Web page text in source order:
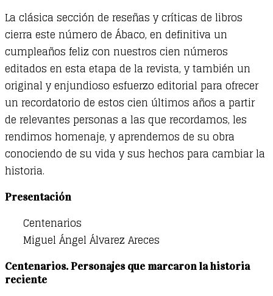
La clásica sección de reseñas y críticas de libros
cierra este número de Ábaco, en definitiva un
cumpleaños feliz con nuestros cien números
editados en esta etapa de la revista, y también un
original y enjundioso esfuerzo editorial para ofrecer
un recordatorio de estos cien últimos años a partir
de relevantes personas a las que recordamos, les
rendimos homenaje, y aprendemos de su obra
conociendo de su vida y sus hechos para cambiar la
historia.
Presentación
Centenarios
Miguel Ángel Álvarez Areces
Centenarios. Personajes que marcaron la historia
reciente